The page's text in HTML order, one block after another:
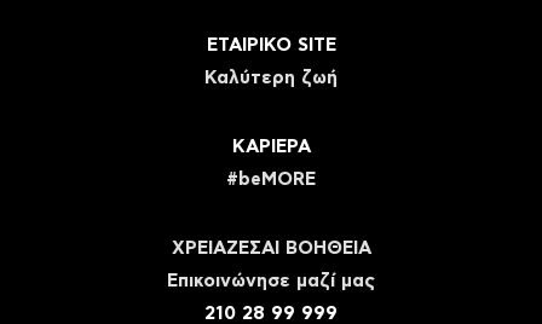
ΕΤΑΙΡΙΚΟ SITE
Καλύτερη ζωή
ΚΑΡΙΕΡΑ
#beMORE
ΧΡΕΙΑΖΕΣΑΙ ΒΟΗΘΕΙΑ
Eπικοινώνησε μαζί μας
210 28 99 999